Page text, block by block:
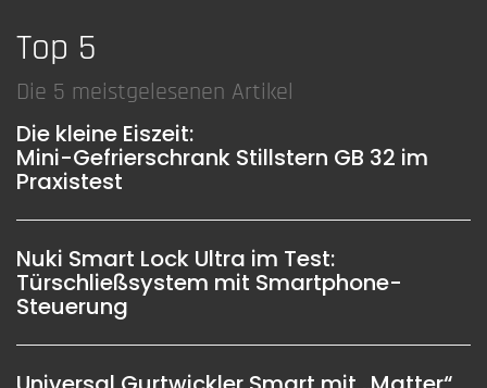
Top 5
Die 5 meistgelesenen Artikel
Die kleine Eiszeit:
Mini-Gefrierschrank Stillstern GB 32 im
Praxistest
Nuki Smart Lock Ultra im Test:
Türschließsystem mit Smartphone-
Steuerung